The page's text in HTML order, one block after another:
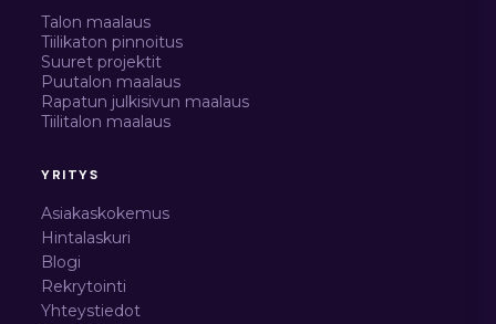
Talon maalaus
Tiilikaton pinnoitus
Suuret projektit
Puutalon maalaus
Rapatun julkisivun maalaus
Tiilitalon maalaus
YRITYS
Asiakaskokemus
Hintalaskuri
Blogi
Rekrytointi
Yhteystiedot